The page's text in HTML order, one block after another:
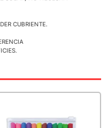
CUBRIENTE.